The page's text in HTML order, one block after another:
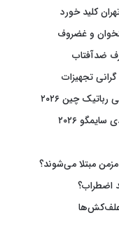
و غضروف
ضدآفتاب
تجهیزات
چین ۲۰۲۶
۲۰۲۶
مبتلا می‌شوند؟
اضطراب؟